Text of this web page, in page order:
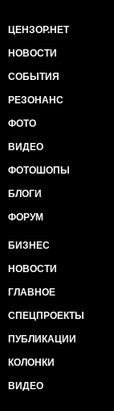
ЦЕНЗОР.НЕТ
НОВОСТИ
СОБЫТИЯ
РЕЗОНАНС
ФОТО
ВИДЕО
ФОТОШОПЫ
БЛОГИ
ФОРУМ
БИЗНЕС
НОВОСТИ
ГЛАВНОЕ
СПЕЦПРОЕКТЫ
ПУБЛИКАЦИИ
КОЛОНКИ
ВИДЕО